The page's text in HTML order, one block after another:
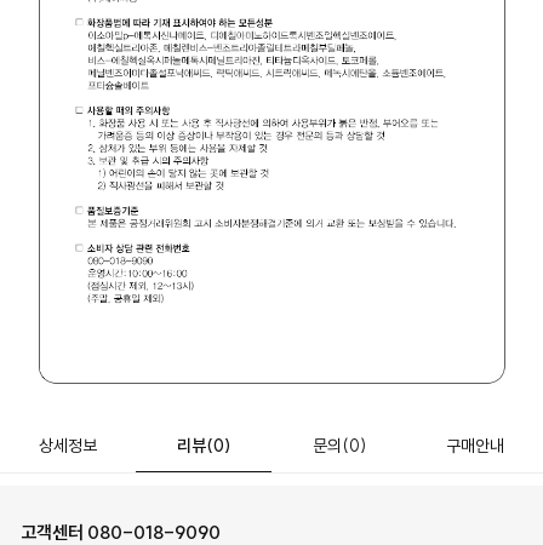
상세정보 리뷰(0) 문의 (0) 구매안내
고객센터 080-018-9090